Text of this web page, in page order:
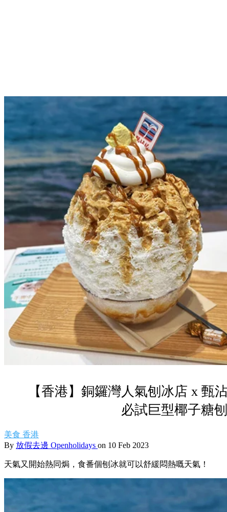
【香港】銅鑼灣人氣刨冰店 x 甄
必試巨型椰子糖刨
美食 香港
By 放假去邊 Openholidays on 10 Feb 2023
天氣又開始熱同焗，食番個刨冰就可以舒緩悶熱嘅天氣！